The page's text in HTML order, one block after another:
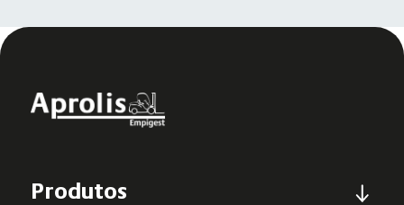
Produtos